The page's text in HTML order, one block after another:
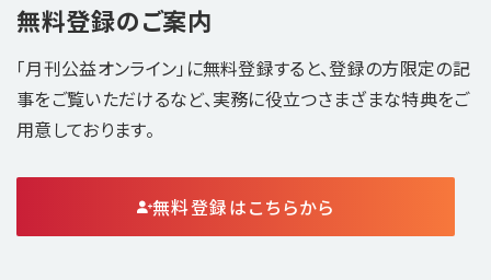
無料登録のご案内
「月刊公益オンライン」に無料登録すると、登録の方限定の記
事をご覧いただけるなど、実務に役立つさまざまな特典をご
用意しております。
無料登録はこちらから